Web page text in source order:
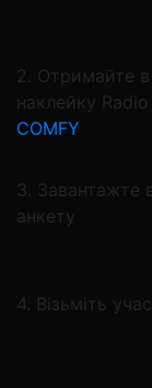
2. Отримайте в
наклейку Radio
COMFY
3. Завантажте
анкету
4. Візьміть